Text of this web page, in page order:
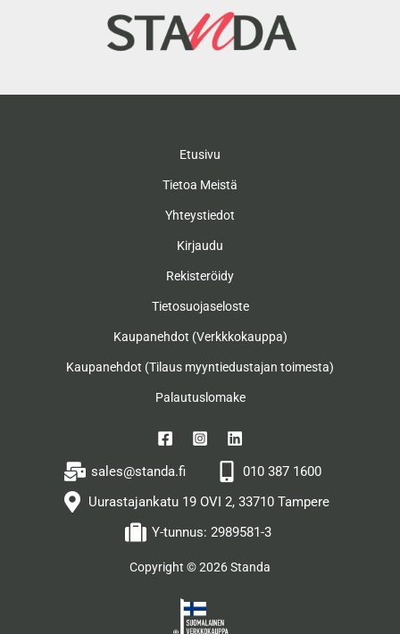
Etusivu
Tietoa Meistä
Yhteystiedot
Kirjaudu
Rekisteröidy
Tietosuojaseloste
Kaupanehdot (Verkkkokauppa)
Kaupanehdot (Tilaus myyntiedustajan toimesta)
Palautuslomake
sales@standa.fi
010 387 1600
Uurastajankatu 19 OVI 2, 33710 Tampere
Y-tunnus: 2989581-3
Copyright © 2026 Standa